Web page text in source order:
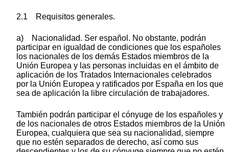
2.1 Requisitos generales.
a) Nacionalidad. Ser español. No obstante, podrán
participar en igualdad de condiciones que los españoles
los nacionales de los demás Estados miembros de la
Unión Europea y las personas incluidas en el ámbito de
aplicación de los Tratados Internacionales celebrados
por la Unión Europea y ratificados por España en los que
sea de aplicación la libre circulación de trabajadores.
También podrán participar el cónyuge de los españoles y
de los nacionales de otros Estados miembros de la Unión
Europea, cualquiera que sea su nacionalidad, siempre
que no estén separados de derecho, así como sus